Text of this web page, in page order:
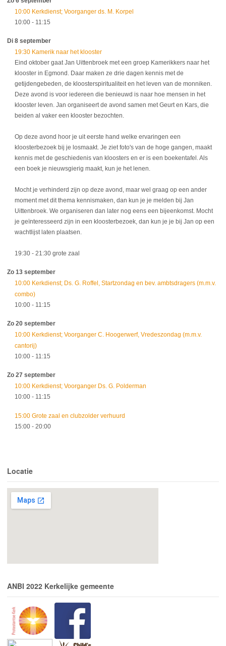
10:00 Kerkdienst; Voorganger ds. M. Korpel
10:00 - 11:15
Di 8 september
19:30 Kamerik naar het klooster
Eind oktober gaat Jan Uittenbroek met een groep Kamerikkers naar het
klooster in Egmond. Daar maken ze drie dagen kennis met de
getijdengebeden, de kloosterspiritualiteit en het leven van de monniken.
Deze avond is voor iedereen die benieuwd is naar hoe mensen in het
klooster leven. Jan organiseert de avond samen met Geurt en Kars, die
beiden al vaker een klooster bezochten.
Op deze avond hoor je uit eerste hand welke ervaringen een
kloosterbezoek bij je losmaakt. Je ziet foto's van de hoge gangen, maakt
kennis met de geschiedenis van kloosters en er is een boekentafel. Als
een boek je nieuwsgierig maakt, kun je het lenen.
Mocht je verhinderd zijn op deze avond, maar wel graag op een ander
moment met dit thema kennismaken, dan kun je je melden bij Jan
Uittenbroek. We organiseren dan later nog eens een bijeenkomst. Mocht
je geïnteresseerd zijn in een kloosterbezoek, dan kun je je bij Jan op een
wachtlijst laten plaatsen.
19:30 - 21:30 grote zaal
Zo 13 september
10:00 Kerkdienst; Ds. G. Roffel, Startzondag en bev. ambtsdragers (m.m.v.
combo)
10:00 - 11:15
Zo 20 september
10:00 Kerkdienst; Voorganger C. Hoogerwerf, Vredeszondag (m.m.v.
cantorij)
10:00 - 11:15
Zo 27 september
10:00 Kerkdienst; Voorganger Ds. G. Polderman
10:00 - 11:15
15:00 Grote zaal en clubzolder verhuurd
15:00 - 20:00
Locatie
ANBI 2022 Kerkelijke gemeente